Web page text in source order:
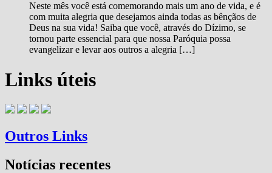
Neste mês você está comemorando mais um ano de vida, e é
com muita alegria que desejamos ainda todas as bênçãos de
Deus na sua vida! Saiba que você, através do Dízimo, se
tornou parte essencial para que nossa Paróquia possa
evangelizar e levar aos outros a alegria […]
Links úteis
Outros Links
Notícias recentes